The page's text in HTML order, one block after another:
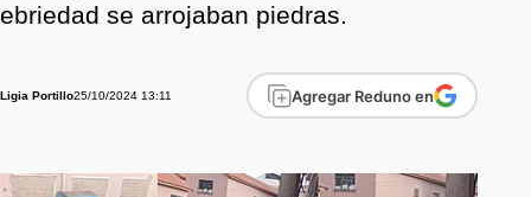
ebriedad se arrojaban piedras.
Ligia Portillo25/10/2024 13:11 Agregar Reduno en